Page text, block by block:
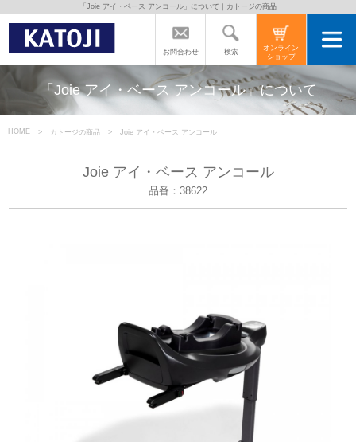
トップページ
カトージの商品
カトージについて
商品をご愛用の方へ
会社案内
お問い合わせ
お問合わせ 検索
オンライン
ショップ
「Joie アイ・ベース アンコール」について｜カトージの商品
「Joie アイ・ベース アンコール」について
HOME カトージの商品 Joie アイ・ベース アンコール
Joie アイ・ベース アンコール
品番：38622